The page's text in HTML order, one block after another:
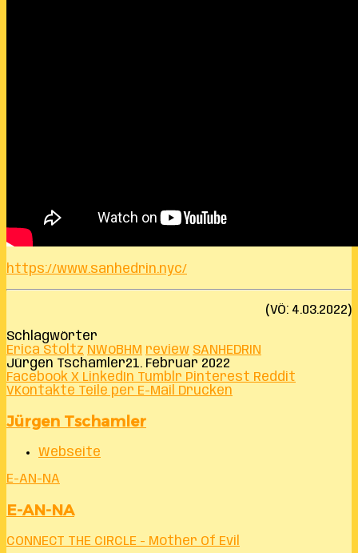
https://www.sanhedrin.nyc/
(VÖ: 4.03.2022)
Schlagwörter
Erica Stoltz NWoBHM review SANHEDRIN
Jürgen Tschamler21. Februar 2022
Facebook X LinkedIn Tumblr Pinterest Reddit
VKontakte Teile per E-Mail Drucken
Jürgen Tschamler
Webseite
E-AN-NA
E-AN-NA
CONNECT THE CIRCLE - Mother Of Evil